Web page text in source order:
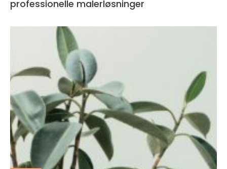
professionelle malerløsninger